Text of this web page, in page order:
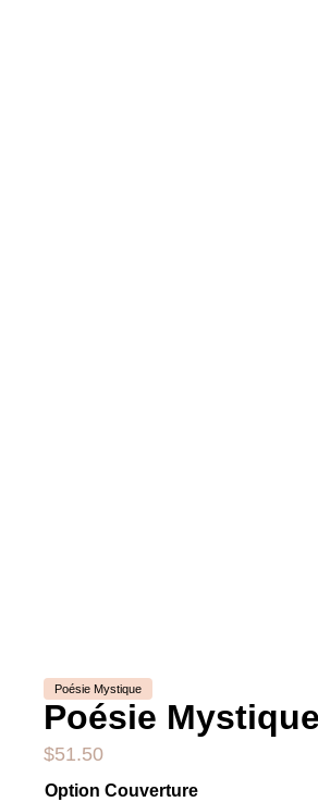
Poésie Mystique
Poésie Mystique
$51.50
Option Couverture